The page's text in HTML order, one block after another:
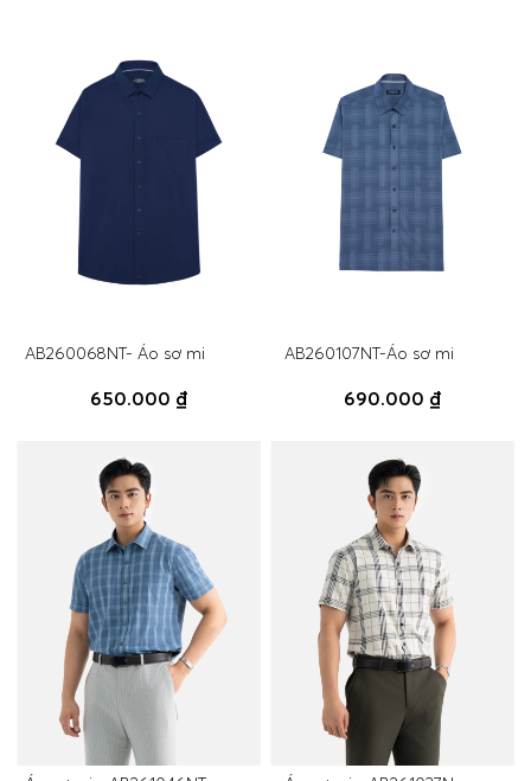
AB260068NT- Áo sơ mi
650.000 ₫
AB260107NT-Áo sơ mi
690.000 ₫